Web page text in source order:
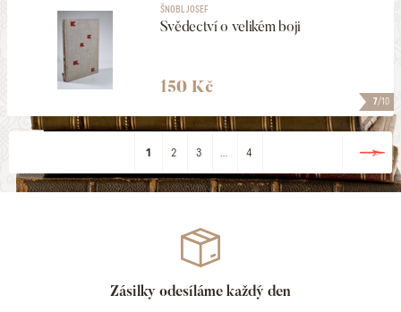
7/10
ŠNOBL JOSEF
Svědectví o velikém boji
150 Kč
1 2 3 4
Zásilky odesíláme každý den